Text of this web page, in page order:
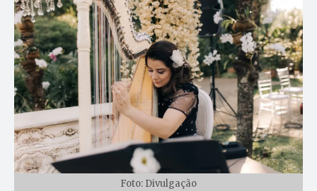
Foto: Divulgação